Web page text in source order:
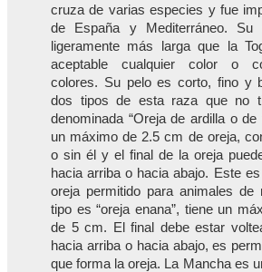
cruza de varias especies y fue
de España y Mediterráneo. Su
ligeramente más larga que la
aceptable cualquier color o
colores. Su pelo es corto, fino y
dos tipos de esta raza que no
denominada “Oreja de ardilla o de
un máximo de 2.5 cm de oreja,
o sin él y el final de la oreja
hacia arriba o hacia abajo. Este
oreja permitido para animales de
tipo es “oreja enana”, tiene un
de 5 cm. El final debe estar
hacia arriba o hacia abajo, es
que forma la oreja. La Mancha es